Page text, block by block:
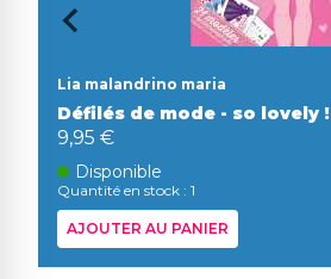
Lia malandrino maria
Défilés de mode - so lovely !
9,95 €
Disponible
Quantité en stock : 1
AJOUTER AU PANIER